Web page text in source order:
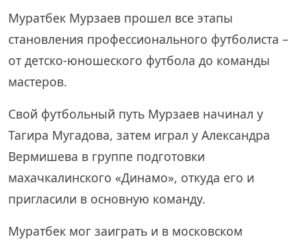
Муратбек Мурзаев прошел все этапы
становления профессионального футболиста –
от детско-юношеского футбола до команды
мастеров.
Свой футбольный путь Мурзаев начинал у
Тагира Мугадова, затем играл у Александра
Вермишева в группе подготовки
махачкалинского «Динамо», откуда его и
пригласили в основную команду.
Муратбек мог заиграть и в московском